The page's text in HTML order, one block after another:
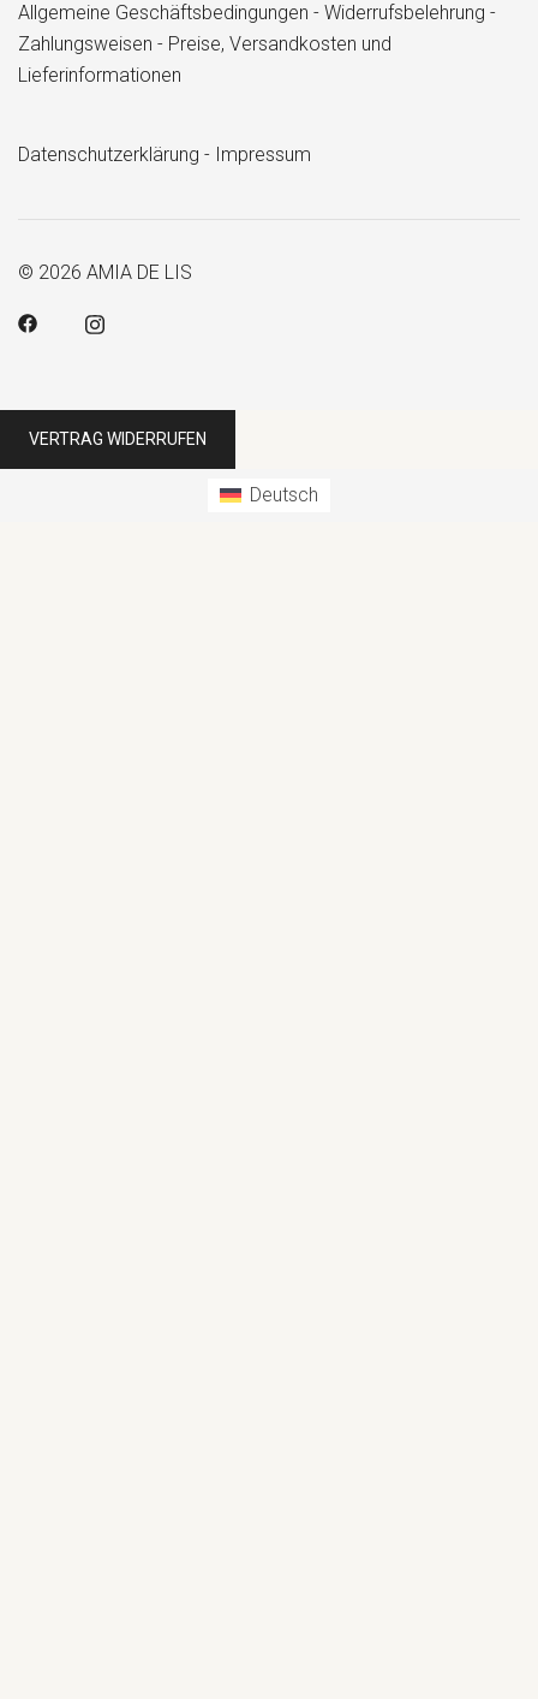
Allgemeine Geschäftsbedingungen - Widerrufsbelehrung -
Zahlungsweisen - Preise, Versandkosten und
Lieferinformationen
Datenschutzerklärung - Impressum
© 2026 AMIA DE LIS
VERTRAG WIDERRUFEN
Deutsch